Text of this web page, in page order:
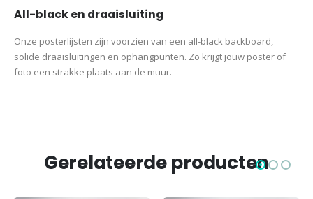
All-black en draaisluiting
Onze posterlijsten zijn voorzien van een all-black backboard,
solide draaisluitingen en ophangpunten. Zo krijgt jouw poster of
foto een strakke plaats aan de muur.
Gerelateerde producten